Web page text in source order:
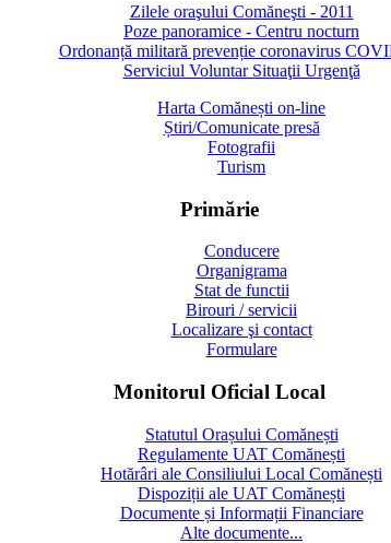
Zilele oraşului Comăneşti - 2011
Poze panoramice - Centru nocturn
Ordonanță militară prevenție coronavirus
Serviciul Voluntar Situaţii Urgenţă
Harta Comănești on-line
Știri/Comunicate presă
Fotografii
Turism
Primărie
Conducere
Organigrama
Stat de functii
Birouri / servicii
Localizare şi contact
Formulare
Monitorul Oficial Local
Statutul Orașului Comănești
Regulamente UAT Comănești
Hotărâri ale Consiliului Local Comănești
Dispoziții ale UAT Comănești
Documente și Informații Financiare
Alte documente...